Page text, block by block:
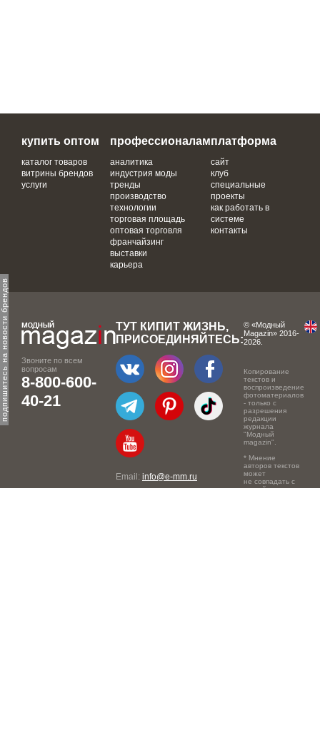
подпишитесь на новости брендов
купить оптом
каталог товаров
витрины брендов
услуги
профессионалам
аналитика
индустрия моды
тренды
производство
технологии
торговая площадь
оптовая торговля
франчайзинг
выставки
карьера
платформа
сайт
клуб
специальные
проекты
как работать в
системе
контакты
Звоните по всем
вопросам
8-800-600-
40-21
ТУТ КИПИТ ЖИЗНЬ,
ПРИСОЕДИНЯЙТЕСЬ:
Email: info@e-mm.ru
© «Модный
Magazin» 2016-
2026.
Копирование
текстов и
воспроизведение
фотоматериалов
- только с
разрешения
редакции
журнала
"Модный
magazin".
* Мнение
авторов текстов
может
не совпадать с
точкой зрения